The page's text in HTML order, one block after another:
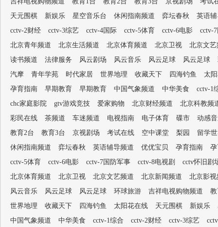
天元围棋
新娱乐 星空音乐台 休闲指南频道 弈坛春秋
英语
cctv-2财经
cctv-3综艺 cctv-4国际 cctv-5体育 cctv-6电影
cctv-
北京青年频道
北京生活频道 北京体育频道 北京卫视
北京文艺
读书频道
法律服务 风云剧场 风云音乐 风云足球 风云足球
汽摩
青年学苑 时代家居 世界地理 收藏天下 四海钓鱼
太
孕育指南
早期教育 早期教育 中国气象频道 中华美食
cctv-1
chc家庭影院
gtv游戏竞技 爱家购物 北京财经频道
北京科教频
彩民在线
茶频道 车迷频道 电视指南 电子体育 碟市
动感
教育2台
教育3台 京视剧场 考试在线 空中课堂 梨园
留学
休闲指南频道
弈坛春秋 英语辅导频道 优优宝贝 孕育指南
cctv-5体育
cctv-6电影 cctv-7国防军事 cctv-8电视剧
cctv怀旧剧
北京体育频道
北京卫视 北京文艺频道 北京新闻频道
北京影视
风云音乐
风云足球 风云足球 环球旅游 吉祥电视购物频道
世界地理
收藏天下 四海钓鱼 太阳花在线 天元围棋 新娱乐
中国气象频道
中华美食 cctv-1综合 cctv-2财经 cctv-3综艺